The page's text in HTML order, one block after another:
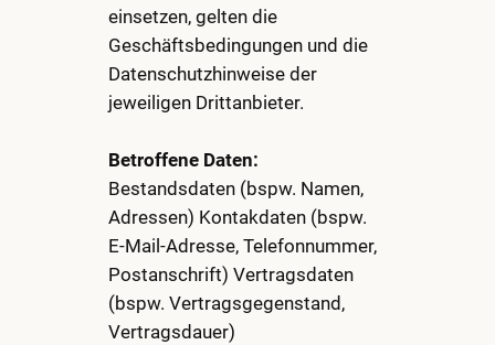
einsetzen, gelten die
Geschäftsbedingungen und die
Datenschutzhinweise der
jeweiligen Drittanbieter.
Betroffene Daten:
Bestandsdaten (bspw. Namen,
Adressen) Kontakdaten (bspw.
E-Mail-Adresse, Telefonnummer,
Postanschrift) Vertragsdaten
(bspw. Vertragsgegenstand,
Vertragsdauer)